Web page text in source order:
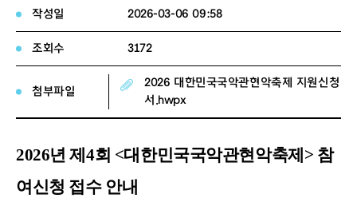
작성일 2026-03-06 09:58
조회수 3172
첨부파일
2026 대한민국국악관현악축제 지원신청
서.hwpx
2026년 제4회 <대한민국국악관현악축제> 참
여신청 접수 안내